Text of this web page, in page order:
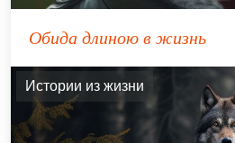
Обида длиною в жизнь
Истории из жизни